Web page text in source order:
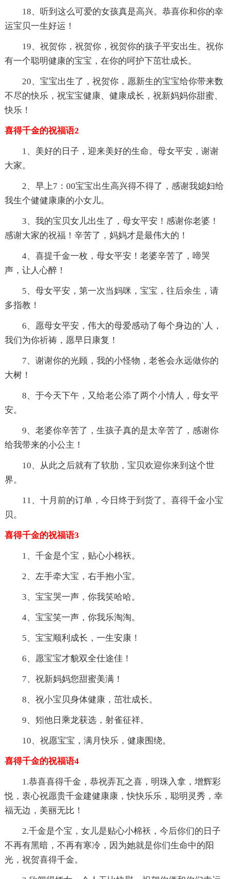
18、听到这么可爱的女孩真是高兴。恭喜你和你的幸
运宝贝一生好运！
19、祝贺你，祝贺你，祝贺你的孩子平安出生。祝你
有一个聪明健康的宝宝，在你的呵护下茁壮成长。
20、宝宝出生了，祝贺你，愿新生的宝宝给你带来数
不尽的快乐，祝宝宝健康、健康成长，祝新妈妈你甜蜜、
快乐！
喜得千金的祝福语2
1、美好的日子，迎来美好的生命。母女平安，谢谢
大家。
2、早上7：00宝宝出生高兴得不得了，感谢我媳妇给
我生个健健康康的小女儿。
3、我的宝贝女儿出生了，母女平安！感谢你老婆！
感谢大家的祝福！辛苦了，妈妈才是最伟大的！
4、喜提千金一枚，母女平安！老婆辛苦了，啼哭
声，让人心醉！
5、母女平安，第一次当妈咪，宝宝，往后余生，请
多指教！
6、愿母女平安，伟大的母爱感动了每个身边的`人，
我们为你祈祷，愿早日康复！
7、谢谢你的光顾，我的小怪物，老爸会永远做你的
大树！
8、于今天下午，又给老公添了两个小情人，母女平
安。
9、老婆你辛苦了，生孩子真的是太辛苦了，感谢你
给我带来的小公主！
10、从此之后就有了软肋，宝贝欢迎你来到这个世
界。
11、十月前的订单，今日终于到货了。喜得千金小宝
贝。
喜得千金的祝福语3
1、千金是个宝，贴心小棉袄。
2、左手牵大宝，右手抱小宝。
3、宝宝哭一声，你我笑哈哈。
4、宝宝笑一声，你我乐淘淘。
5、宝宝顺利成长，一生安康！
6、愿宝宝才貌双全仕途佳！
7、祝新妈妈您甜蜜美满！
8、祝小宝贝身体健康，茁壮成长。
9、矧他日乘龙获选，射雀征祥。
10、祝愿宝宝，满月快乐，健康围绕。
喜得千金的祝福语4
1.恭喜喜得千金，恭祝弄瓦之喜，明珠入拿，增辉彩
悦，衷心祝愿贵千金建健康康，快快乐乐，聪明灵秀，幸
福无边，美丽无比！
2.千金是个宝，女儿是贴心小棉袄，今后你们的日子
不再有黑暗，不再有寒冷，因为她就是你们生命中的阳
光，祝贺喜得千金。